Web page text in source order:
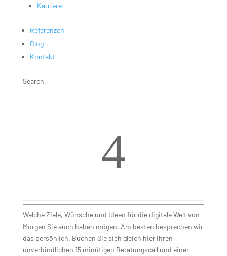
Karriere
Referenzen
Blog
Kontakt
Search
4
Welche Ziele, Wünsche und Ideen für die digitale Welt von
Morgen Sie auch haben mögen. Am besten besprechen wir
das persönlich. Buchen Sie sich gleich hier Ihren
unverbindlichen 15 minütigen Beratungscall und einer